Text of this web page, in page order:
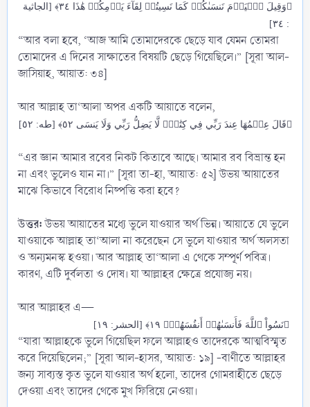
﴿وَقِيلَ ٱلۡيَوۡمَ نَنسَىٰكُمۡ كَمَا نَسِيتُمۡ لِقَآءَ يَوۡمِكُمۡ هَٰذَا ٣٤﴾ [الجاثية
“আর বলা হবে, ‘আজ আমি তোমাদেরকে ছেড়ে যাব যেমন তোমরা
তোমাদের এ দিনের সাক্ষাতের বিষয়টি ছেড়ে গিয়েছিলে।” [সূরা আল-
জাসিয়াহ, আয়াত: ৩৪]
আর আল্লাহ তা‘আলা অপর একটি আয়াতে বলেন,
﴿قَالَ عِلۡمُهَا عِندَ رَبِّي فِي كِتَٰبٖۖ لَّا يَضِلُّ رَبِّي وَلَا يَنسَى ٥٢﴾ [طه: ٥٢]
“এর জ্ঞান আমার রবের নিকট কিতাবে আছে। আমার রব বিভ্রান্ত হন
না এবং ভুলেও যান না।” [সূরা তা-হা, আয়াত: ৫২] উভয় আয়াতের
মাঝে কিভাবে বিরোধ নিষ্পত্তি করা হবে?
উত্তর:উভয় আয়াতের মধ্যে ভুলে যাওয়ার অর্থ ভিন্ন। আয়াতে যে ভুলে
যাওয়াকে আল্লাহ তা‘আলা না করেছেন সে ভুলে যাওয়ার অর্থ অলসতা
ও অন্যমনস্ক হওয়া। আর আল্লাহ তা‘আলা এ থেকে সম্পূর্ণ পবিত্র।
কারণ, এটি দুর্বলতা ও দোষ। যা আল্লাহর ক্ষেত্রে প্রযোজ্য নয়।
আর আল্লাহর এ—
“যারা আল্লাহকে ভুলে গিয়েছিল ফলে আল্লাহও তাদেরকে আত্মবিস্মৃত
করে দিয়েছিলেন;” [সূরা আল-হাসর, আয়াত: ১৯] -বাণীতে আল্লাহর
জন্য সাব্যস্ত কৃত ভুলে যাওয়ার অর্থ হলো, তাদের গোমরাহীতে ছেড়ে
দেওয়া এবং তাদের থেকে মুখ ফিরিয়ে নেওয়া।